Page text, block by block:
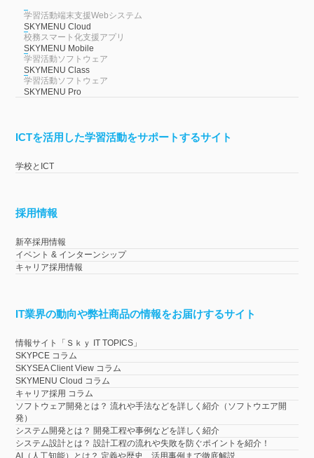
学習活動端末支援Webシステム
SKYMENU Cloud
校務スマート化支援アプリ
SKYMENU Mobile
学習活動ソフトウェア
SKYMENU Class
学習活動ソフトウェア
SKYMENU Pro
ICTを活用した学習活動をサポートするサイト
学校とICT
採用情報
新卒採用情報
イベント & インターンシップ
キャリア採用情報
IT業界の動向や弊社商品の情報をお届けするサイト
情報サイト「Ｓｋｙ IT TOPICS」
SKYPCE コラム
SKYSEA Client View コラム
SKYMENU Cloud コラム
キャリア採用 コラム
ソフトウェア開発とは？ 流れや手法などを詳しく紹介（ソフトウエア開
発）
システム開発とは？ 開発工程や事例などを詳しく紹介
システム設計とは？ 設計工程の流れや失敗を防ぐポイントを紹介！